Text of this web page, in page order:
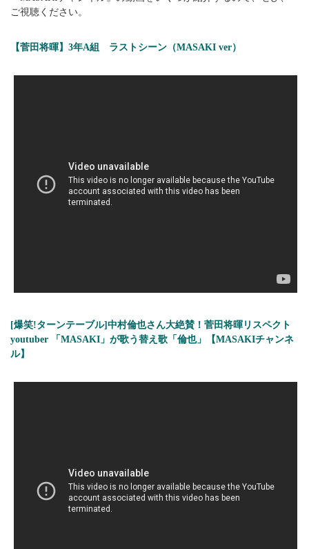
ご視聴ください。
【菅田将暉】3年A組 ラストシーン（MASAKI ver）
[爆笑!ターンテーブル]中村倫也さん大絶賛！菅田将暉リスペクト
youtuber 「MASAKI」が歌う替え歌「倫也」【MASAKIチャンネ
ル】